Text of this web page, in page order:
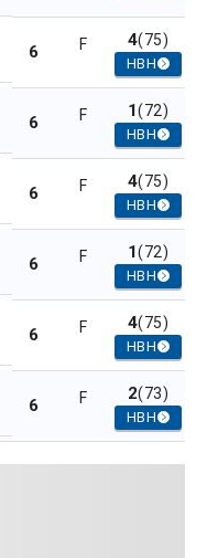
6 F 4(75)
HBH
6 F 1(72)
HBH
6 F 4(75)
HBH
6 F 1(72)
HBH
6 F 4(75)
HBH
6 F 2(73)
HBH